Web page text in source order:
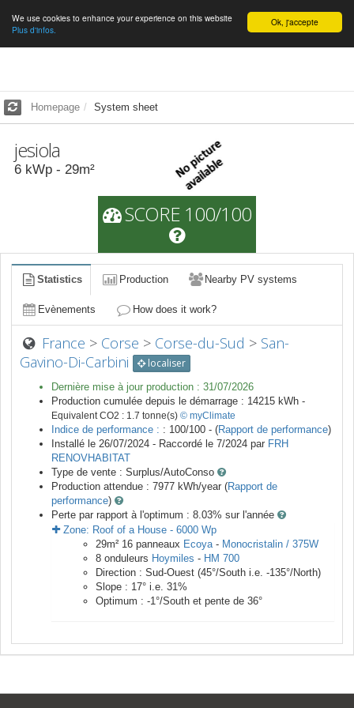
English Ok, j'accepte
We use cookies to enhance your experience on this website
Plus d'infos.
Homepage System sheet
jesiola
6 kWp - 29m²
SCORE 100/100
Statistics Production Nearby PV systems
Evènements How does it work?
France > Corse > Corse-du-Sud > San-
Gavino-Di-Carbini
localiser
Dernière mise à jour production : 31/07/2026
Production cumulée depuis le démarrage : 14215 kWh -
Equivalent CO2 : 1.7 tonne(s) © myClimate
Indice de performance : : 100/100 - (Rapport de performance)
Installé le 26/07/2024 - Raccordé le 7/2024 par FRH
RENOVHABITAT
Type de vente : Surplus/AutoConso
Production attendue : 7977 kWh/year (Rapport de
performance)
Perte par rapport à l'optimum : 8.03% sur l'année
Zone: Roof of a House - 6000 Wp
29m² 16 panneaux Ecoya- Monocristalin / 375W
8 onduleurs Hoymiles - HM 700
Direction : Sud-Ouest (45°/South i.e. -135°/North)
Slope : 17° i.e. 31%
Optimum : -1°/South et pente de 36°